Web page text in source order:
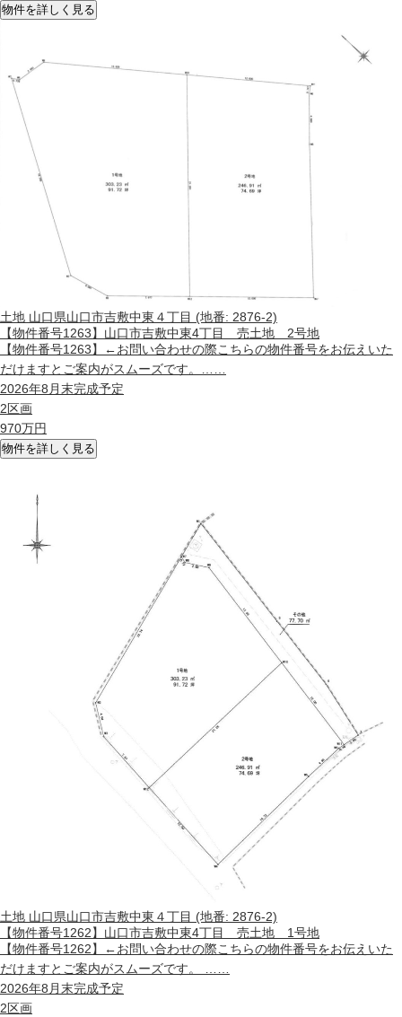
物件を詳しく見る
土地 山口県山口市吉敷中東４丁目 (地番: 2876-2)
【物件番号1263】山口市吉敷中東4丁目 売土地 2号地
【物件番号1263】←お問い合わせの際こちらの物件番号をお伝えいた
だけますとご案内がスムーズです。……
2026年8月末完成予定
2区画
970万円
物件を詳しく見る
土地 山口県山口市吉敷中東４丁目 (地番: 2876-2)
【物件番号1262】山口市吉敷中東4丁目 売土地 1号地
【物件番号1262】←お問い合わせの際こちらの物件番号をお伝えいた
だけますとご案内がスムーズです。 ……
2026年8月末完成予定
2区画